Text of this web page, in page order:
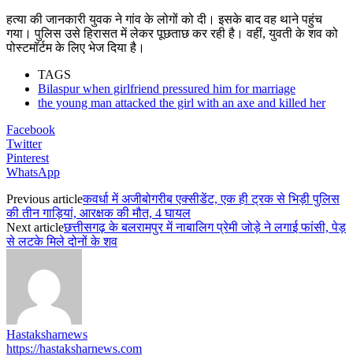
हत्या की जानकारी युवक ने गांव के लोगों को दी। इसके बाद वह थाने पहुंच
गया। पुलिस उसे हिरासत में लेकर पूछताछ कर रही है। वहीं, युवती के शव को
पोस्टमॉर्टम के लिए भेज दिया है।
TAGS
Bilaspur when girlfriend pressured him for marriage
the young man attacked the girl with an axe and killed her
Facebook
Twitter
Pinterest
WhatsApp
Previous articleकवर्धा में अजीबोगरीब एक्सीडेंट, एक ही ट्रक से भिड़ी पुलिस
की तीन गाड़ियां, आरक्षक की मौत, 4 घायल
Next articleछत्तीसगढ़ के बलरामपुर में नाबालिग प्रेमी जोड़े ने लगाई फांसी, पेड़
से लटके मिले दोनों के शव
Hastaksharnews
https://hastaksharnews.com